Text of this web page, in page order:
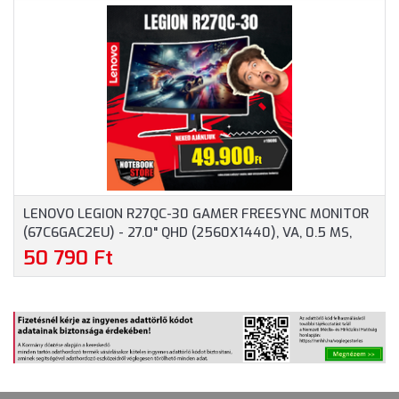
DISPLAYPORT, 144HZ, 3
ÉV GARANCIA, FEKETE
HDMI, VGA, 3 ÉV
GARANCIA, FEKETE
SZÍNBEN
LENOVO LEGION R27QC-30 GAMER FREESYNC MONITOR
(67C6GAC2EU) - 27.0" QHD (2560X1440), VA, 0.5 MS,
16:9, 3000:1, 180HZ, 2X HDMI, DISPLAYPORT,
HANGSZÓRÓ, 3 ÉV GARANCIA, FEKETE SZÍNBEN
50 790 Ft